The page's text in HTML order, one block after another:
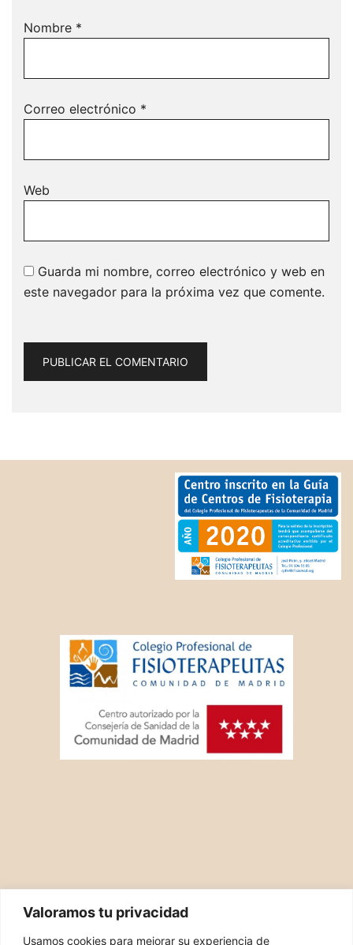
Valoramos tu privacidad
Usamos cookies para mejorar su experiencia de
Nombre *
Correo electrónico *
Web
Guarda mi nombre, correo electrónico y web en
este navegador para la próxima vez que comente.